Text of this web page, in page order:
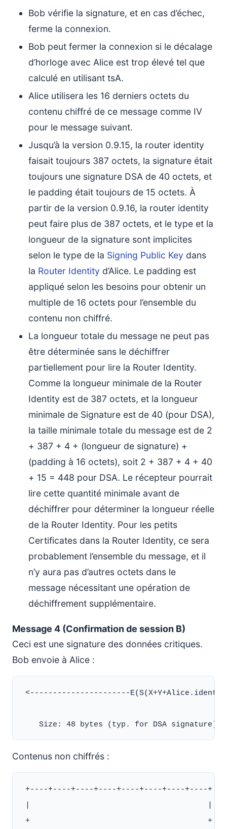
Bob vérifie la signature, et en cas d’échec,
ferme la connexion.
Bob peut fermer la connexion si le décalage
d’horloge avec Alice est trop élevé tel que
calculé en utilisant tsA.
Alice utilisera les 16 derniers octets du
contenu chiffré de ce message comme IV
pour le message suivant.
Jusqu’à la version 0.9.15, la router identity
faisait toujours 387 octets, la signature était
toujours une signature DSA de 40 octets, et
le padding était toujours de 15 octets. À
partir de la version 0.9.16, la router identity
peut faire plus de 387 octets, et le type et la
longueur de la signature sont implicites
selon le type de la Signing Public Key dans
la Router Identity d’Alice. Le padding est
appliqué selon les besoins pour obtenir un
multiple de 16 octets pour l’ensemble du
contenu non chiffré.
La longueur totale du message ne peut pas
être déterminée sans le déchiffrer
partiellement pour lire la Router Identity.
Comme la longueur minimale de la Router
Identity est de 387 octets, et la longueur
minimale de Signature est de 40 (pour DSA),
la taille minimale totale du message est de 2
+ 387 + 4 + (longueur de signature) +
(padding à 16 octets), soit 2 + 387 + 4 + 40
+ 15 = 448 pour DSA. Le récepteur pourrait
lire cette quantité minimale avant de
déchiffrer pour déterminer la longueur réelle
de la Router Identity. Pour les petits
Certificates dans la Router Identity, ce sera
probablement l’ensemble du message, et il
n’y aura pas d’autres octets dans le
message nécessitant une opération de
déchiffrement supplémentaire.
Message 4 (Confirmation de session B)
Ceci est une signature des données critiques.
Bob envoie à Alice :
<----------------------
Contenus non chiffrés :
+----+----+----+----+----+----+----+----+
+                                       +